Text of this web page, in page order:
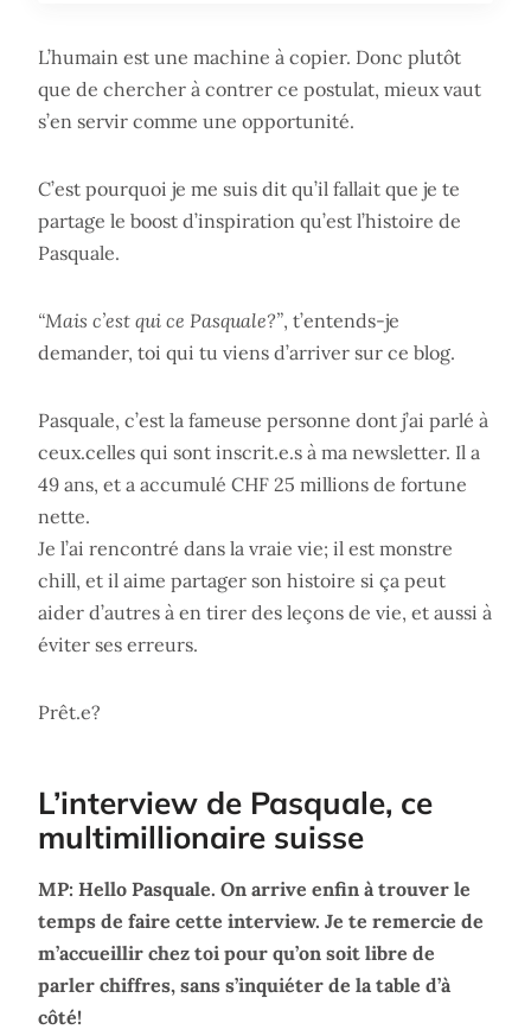
L’humain est une machine à copier. Donc plutôt
que de chercher à contrer ce postulat, mieux vaut
s’en servir comme une opportunité.
C’est pourquoi je me suis dit qu’il fallait que je te
partage le boost d’inspiration qu’est l’histoire de
Pasquale.
“Mais c’est qui ce Pasquale?”, t’entends-je
demander, toi qui tu viens d’arriver sur ce blog.
Pasquale, c’est la fameuse personne dont j’ai parlé à
ceux.celles qui sont inscrit.e.s à ma newsletter. Il a
49 ans, et a accumulé CHF 25 millions de fortune
nette.
Je l’ai rencontré dans la vraie vie; il est monstre
chill, et il aime partager son histoire si ça peut
aider d’autres à en tirer des leçons de vie, et aussi à
éviter ses erreurs.
Prêt.e?
L’interview de Pasquale, ce
multimillionaire suisse
MP: Hello Pasquale. On arrive enfin à trouver le
temps de faire cette interview. Je te remercie de
m’accueillir chez toi pour qu’on soit libre de
parler chiffres, sans s’inquiéter de la table d’à
côté!